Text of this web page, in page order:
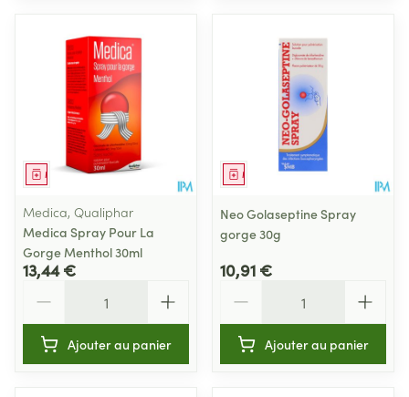
Médicament
Medica, Qualiphar
Medica Spray Pour La
Gorge Menthol 30ml
13,44 €
Ajouter au panier
Médicament
Neo Golaseptine Spray
gorge 30g
10,91 €
Ajouter au panier